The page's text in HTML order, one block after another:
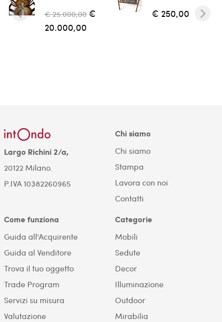
€ 25.000,00 €
20.000,00
€ 250,00
Largo Richini 2/a,
20122 Milano.
P.IVA 10382260965
Chi siamo
Chi siamo
Stampa
Lavora con noi
Contatti
Come funziona
Guida all'Acquirente
Guida al Venditore
Trova il tuo oggetto
Trade Program
Servizi su misura
Valutazione
Categorie
Mobili
Sedute
Decor
Illuminazione
Outdoor
Mirabilia